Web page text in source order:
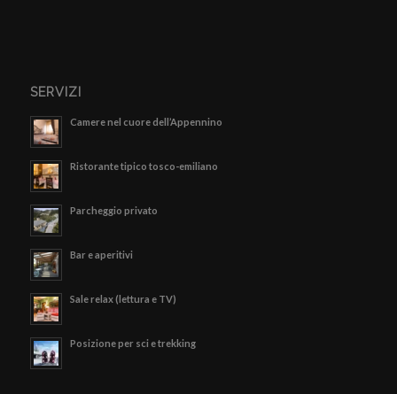
SERVIZI
Camere nel cuore dell’Appennino
Ristorante tipico tosco-emiliano
Parcheggio privato
Bar e aperitivi
Sale relax (lettura e TV)
Posizione per sci e trekking